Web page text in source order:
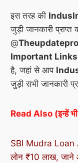
इस तरह की
जुड़ी जानकारी
@
Important
है, जहां से आप
जुड़ी सभी जानकारी
Read Also (इन्हें
SBI Mudra Loan
लोन ₹10 लाख, जाने